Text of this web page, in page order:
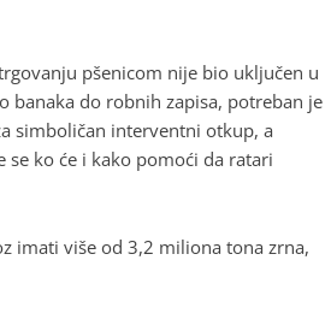
pšenicom nije bio uključen u
banaka do robnih zapisa, potreban je
simboličan interventni otkup, a
ko će i kako pomoći da ratari
imati više od 3,2 miliona tona zrna,